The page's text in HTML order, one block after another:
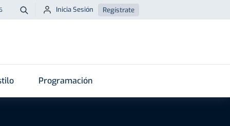
Buscar
Inicia Sesión Regístrate
Programación